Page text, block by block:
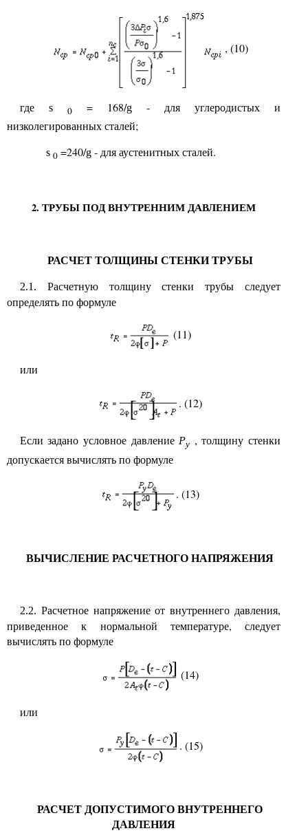
, (10)
где s 0= 168/g- для углеродистых и
низколегированных сталей;
s 0=240/g- для аустенитных сталей.
2. ТРУБЫ ПОД ВНУТРЕННИМ ДАВЛЕНИЕМ
РАСЧЕТ ТОЛЩИНЫ СТЕНКИ ТРУБЫ
2.1. Расчетную толщину стенки трубы следует
определять по формуле
(11)
или
. (12)
Если задано условное давлениеРу , толщину стенки
допускается вычислять по формуле
. (13)
ВЫЧИСЛЕНИЕ РАСЧЕТНОГО НАПРЯЖЕНИЯ
2.2. Расчетное напряжение от внутреннего давления,
приведенное к нормальной температуре, следует
вычислять по формуле
(14)
или
. (15)
РАСЧЕТ ДОПУСТИМОГО ВНУТРЕННЕГО
ДАВЛЕНИЯ